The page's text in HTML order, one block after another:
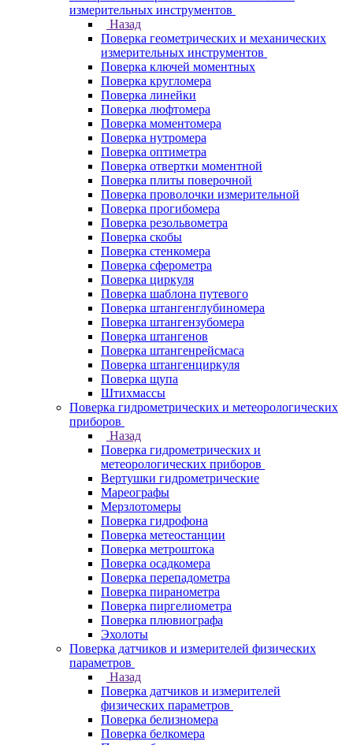
измерительных инструментов
Назад
Поверка геометрических и механических
измерительных инструментов
Поверка ключей моментных
Поверка кругломера
Поверка линейки
Поверка люфтомера
Поверка моментомера
Поверка нутромера
Поверка оптиметра
Поверка отвертки моментной
Поверка плиты поверочной
Поверка проволочки измерительной
Поверка прогибомера
Поверка резольвометра
Поверка скобы
Поверка стенкомера
Поверка сферометра
Поверка циркуля
Поверка шаблона путевого
Поверка штангенглубиномера
Поверка штангензубомера
Поверка штангенов
Поверка штангенрейсмаса
Поверка штангенциркуля
Поверка щупа
Штихмассы
Поверка гидрометрических и метеорологических
приборов
Назад
Поверка гидрометрических и
метеорологических приборов
Вертушки гидрометрические
Мареографы
Мерзлотомеры
Поверка гидрофона
Поверка метеостанции
Поверка метроштока
Поверка осадкомера
Поверка перепадометра
Поверка пиранометра
Поверка пиргелиометра
Поверка плювиографа
Эхолоты
Поверка датчиков и измерителей физических
параметров
Назад
Поверка датчиков и измерителей
физических параметров
Поверка белизномера
Поверка белкомера